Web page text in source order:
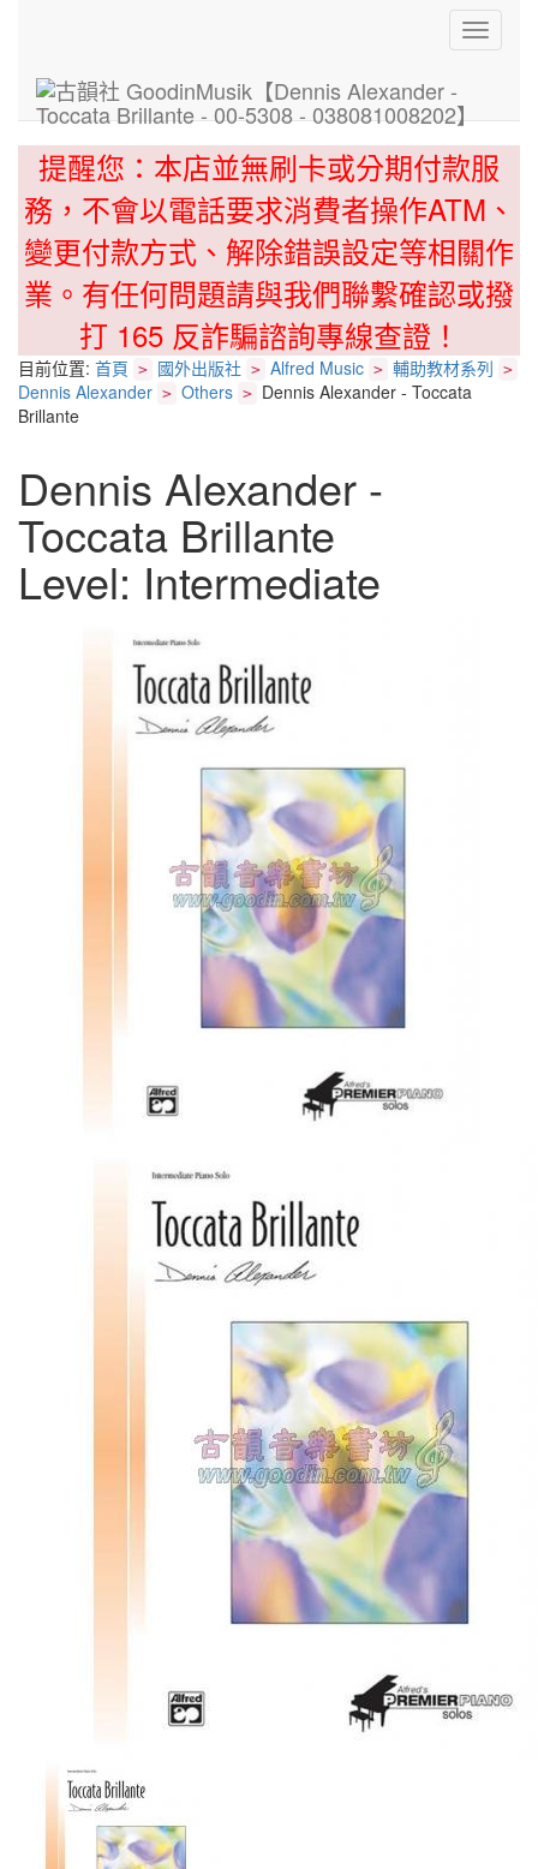
Toggle
提醒您：本店並無刷卡或分期付款服
務，不會以電話要求消費者操作ATM、
變更付款方式、解除錯誤設定等相關作
業。有任何問題請與我們聯繫確認或撥
打 165 反詐騙諮詢專線查證！
目前位置: 首頁 > 國外出版社 > Alfred Music > 輔助教材系列 >
Dennis Alexander > Others > Dennis Alexander - Toccata
Brillante
Dennis Alexander -
Toccata Brillante
Level: Intermediate